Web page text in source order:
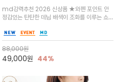
말 모임룩, 여행룩까지 ~
md강력추천 2026 신상품 ★와펜 포인트 안
정감있는 탄탄한 데님 배색이 조화를 이루는 쇼
클래식한 네이비·아이보리 스트라이프와 산뜻한
스카이블루 컬러가 너무 이쁜 쇼퍼백
88,000원
49,000원 44%